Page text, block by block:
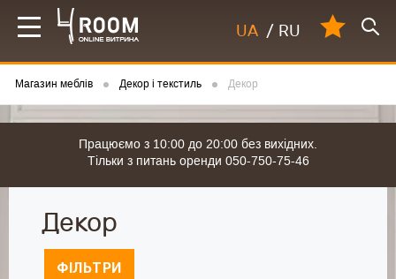
UA / RU
Магазин меблів Декор і текстиль Декор
Працюємо з 10:00 до 20:00 без вихідних.
Тільки з питань оренди 050-750-75-46
Декор
ФІЛЬТРИ